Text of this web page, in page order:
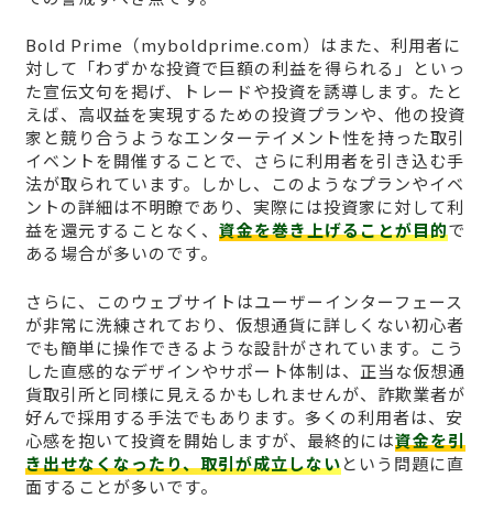
Bold Prime（myboldprime.com）はまた、利用者に
対して「わずかな投資で巨額の利益を得られる」といっ
た宣伝文句を掲げ、トレードや投資を誘導します。たと
えば、高収益を実現するための投資プランや、他の投資
家と競り合うようなエンターテイメント性を持った取引
イベントを開催することで、さらに利用者を引き込む手
法が取られています。しかし、このようなプランやイベ
ントの詳細は不明瞭であり、実際には投資家に対して利
益を還元することなく、 資金を巻き上げることが目的で
ある場合が多いのです。
さらに、このウェブサイトはユーザーインターフェース
が非常に洗練されており、仮想通貨に詳しくない初心者
でも簡単に操作できるような設計がされています。こう
した直感的なデザインやサポート体制は、正当な仮想通
貨取引所と同様に見えるかもしれませんが、詐欺業者が
好んで採用する手法でもあります。多くの利用者は、安
心感を抱いて投資を開始しますが、最終的には資金を引
き出せなくなったり、取引が成立しないという問題に直
面することが多いです。